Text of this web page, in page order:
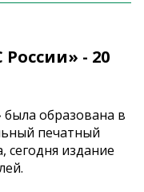
- 20
была образована в
печатный
сегодня издание